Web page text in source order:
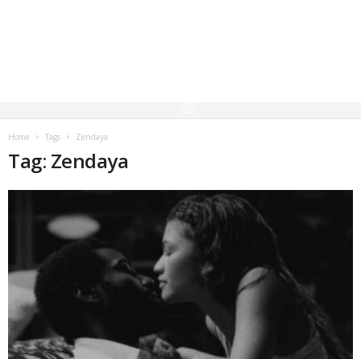
Home Tags Zendaya
Tag: Zendaya